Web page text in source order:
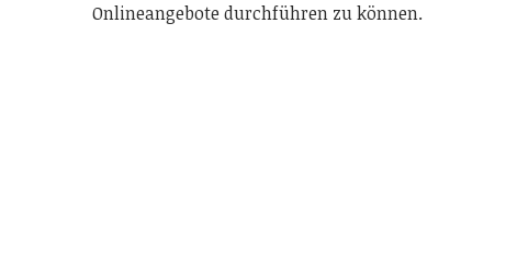
Onlineangebote durchführen zu können.